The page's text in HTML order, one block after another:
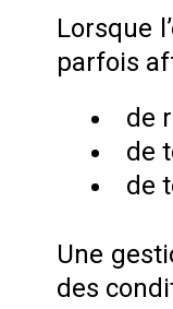
Lorsque
parfois
de
de
de
Une
des